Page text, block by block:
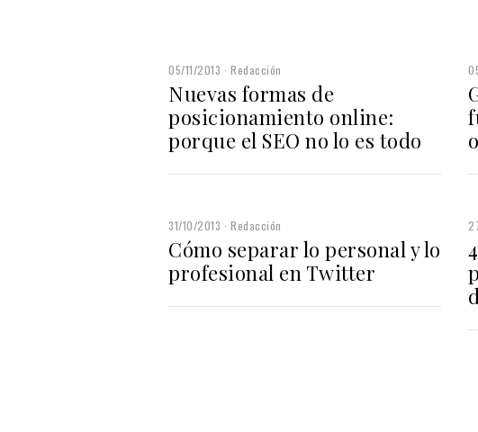
05/11/2013 Redacción
Nuevas formas de
posicionamiento online:
porque el SEO no lo es todo
31/10/2013 Redacción
Cómo separar lo personal y lo
profesional en Twitter